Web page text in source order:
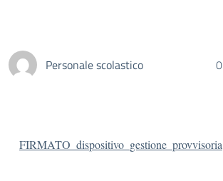
Personale scolastico 0
FIRMATO_dispositivo_gestione_provvisoria